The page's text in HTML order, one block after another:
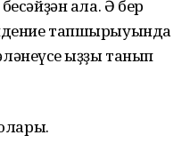
ала. Ә бер
тапшырыуында
ҡыҙҙы танып